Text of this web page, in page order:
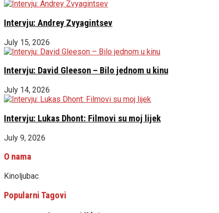
Intervju: Andrey Zvyagintsev
July 15, 2026
Intervju: David Gleeson – Bilo jednom u kinu
July 14, 2026
Intervju: Lukas Dhont: Filmovi su moj lijek
July 9, 2026
O nama
Kinoljubac
Popularni Tagovi